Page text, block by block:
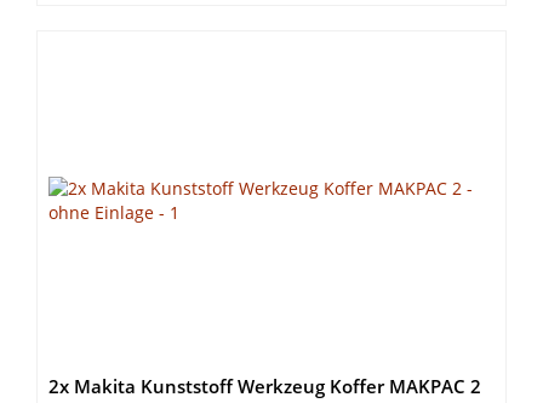
2x Makita Kunststoff Werkzeug Koffer MAKPAC 2